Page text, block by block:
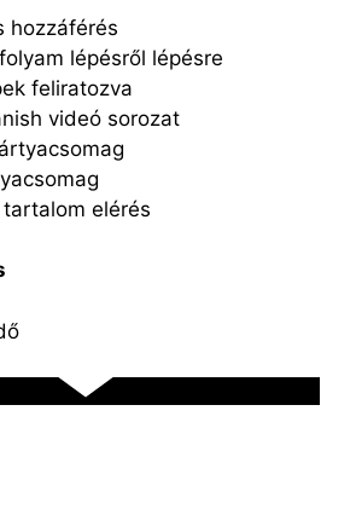
hozzáférés
lépésről lépésre
feliratozva
videó sorozat
tartalom elérés